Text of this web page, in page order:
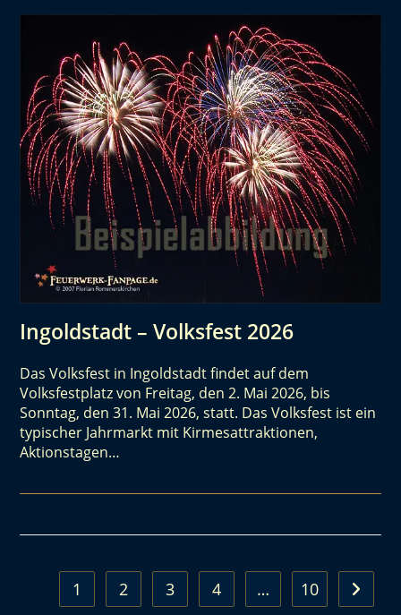
Ingoldstadt – Volksfest 2026
Das Volksfest in Ingoldstadt findet auf dem
Volksfestplatz von Freitag, den 2. Mai 2026, bis
Sonntag, den 31. Mai 2026, statt. Das Volksfest ist ein
typischer Jahrmarkt mit Kirmesattraktionen,
Aktionstagen…
1 2 3 4 … 10